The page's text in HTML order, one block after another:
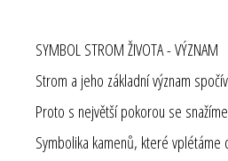
SYMBOL STROM ŽIVOTA - VÝZNAM
Strom a jeho základní význam
Proto s největší pokorou se
Symbolika kamenů, které vplétáme